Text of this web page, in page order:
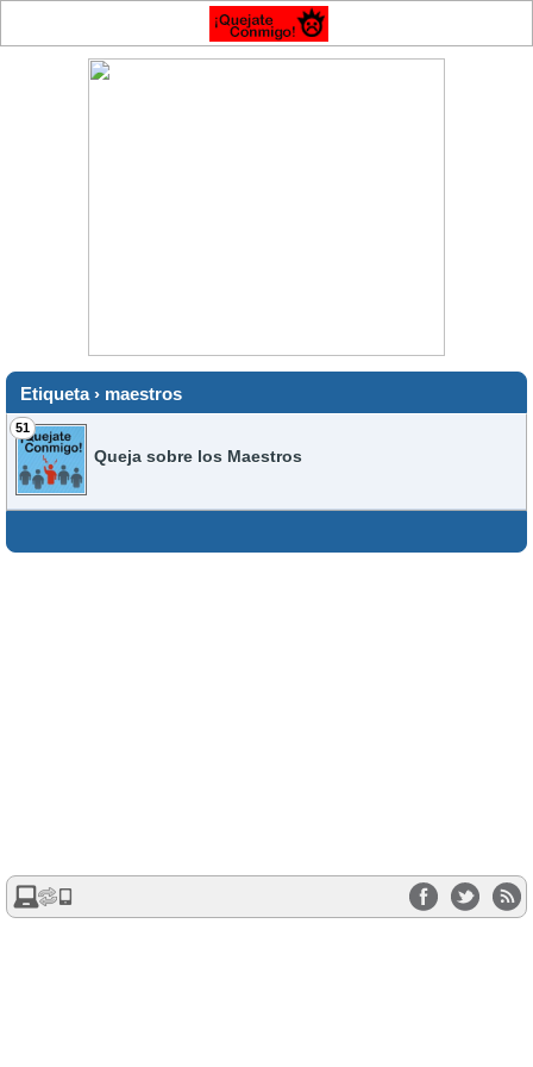
Etiqueta › maestros
51
Queja sobre los Maestros